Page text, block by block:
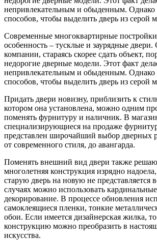
непривлекательным и обыденным. Однако
способов, чтобы выделить дверь из серой
Современные многоквартирные
особенность – тусклые и заурядные
компании, стараясь скорее сдать объект,
недорогие дверные модели. Этот факт
непривлекательным и обыденным. Однако
способов, чтобы выделить дверь из серой
Придать двери новизну, приблизить к
котором она установлена, можно одним
поменять фурнитуру и наличник. В
специализирующиеся на продаже
представлен широчайший выбор дверных
от современного стиля, до авангарда.
Поменять внешний вид двери также
многолетняя конструкция изрядно
старую дверь на новую не
случаях можно использовать
декорирование. В процессе обновления
самоклеящиеся пленки, тонкие
обои. Если имеется дизайнерская жилка,
конструкцию можно преобразить в
искусства.